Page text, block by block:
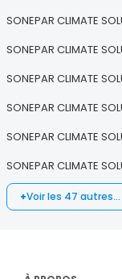
SONEPAR CLIMATE
SONEPAR CLIMATE
SONEPAR CLIMATE
SONEPAR CLIMATE
SONEPAR CLIMATE
SONEPAR CLIMATE
Voir les 47 autres…